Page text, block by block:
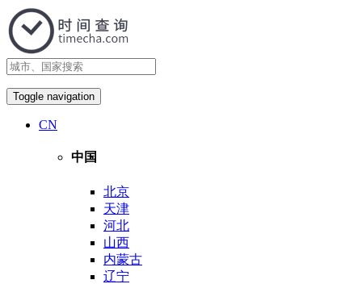
Toggle navigation
CN
中国
北京
天津
河北
山西
内蒙古
辽宁